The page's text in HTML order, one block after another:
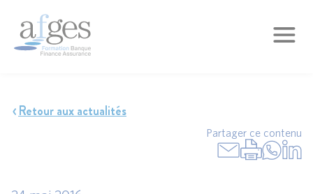
Retour aux actualités
Partager ce contenu